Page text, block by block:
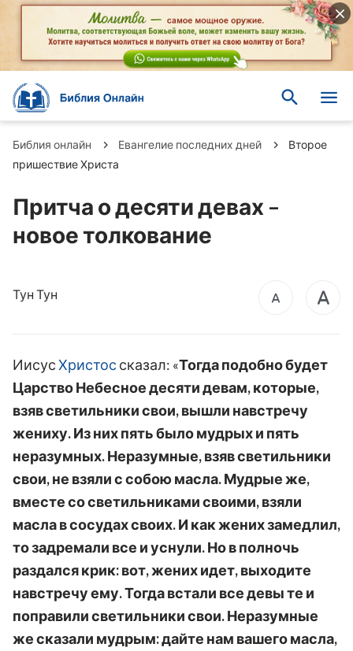
Библия онлайн Евангелие последних дней
Второе
пришествие Христа
Притча о десяти девах –
новое толкование
Тун Тун
ИисусХристос сказал: «Тогда подобно будет
Царство Небесное десяти девам, которые,
взяв светильники свои, вышли навстречу
жениху. Из них пять было мудрых и пять
неразумных. Неразумные, взяв светильники
свои, не взяли с собою масла. Мудрые же,
вместе со светильниками своими, взяли
масла в сосудах своих. И как жених замедлил,
то задремали все и уснули. Но в полночь
раздался крик: вот, жених идет, выходите
навстречу ему. Тогда встали все девы те и
поправили светильники свои. Неразумные
же сказали мудрым: дайте нам вашего масла,